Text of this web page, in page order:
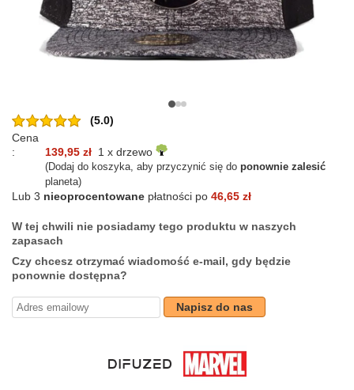
(5.0)
Cena
:
139,95 zł 1 x drzewo
(Dodaj do koszyka, aby przyczynić się do ponownie zalesić
planeta)
Lub 3 nieoprocentowane płatności po 46,65 zł
W tej chwili nie posiadamy tego produktu w naszych
zapasach
Czy chcesz otrzymać wiadomość e-mail, gdy będzie
ponownie dostępna?
Napisz do nas